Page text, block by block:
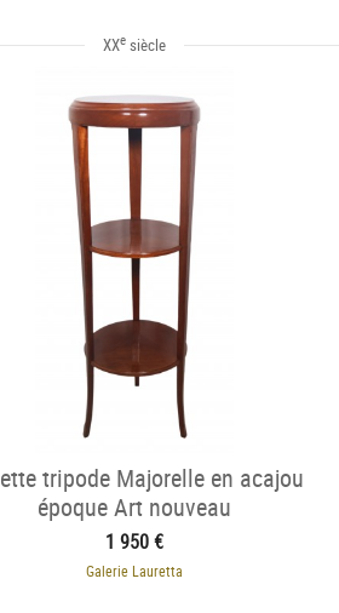
XXe siècle
tripode Majorelle en acajou
époque Art nouveau
1 950 €
Galerie Lauretta